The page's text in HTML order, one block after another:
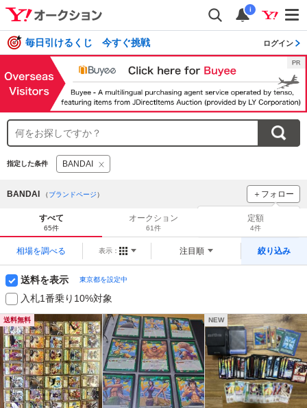
i
毎日引けるくじ 今すぐ挑戦 ログイン
指定した条件 BANDAI
BANDAI （ブランドページ） ＋フォロー
ブランドをフォロー
をチェック！
すべて
65件
オークション
61件
定額
4件
相場を調べる 表示： 注目順 絞り込み
送料を表示 東京都を設定中
入札1番乗り10%対象
送料無料 NEW